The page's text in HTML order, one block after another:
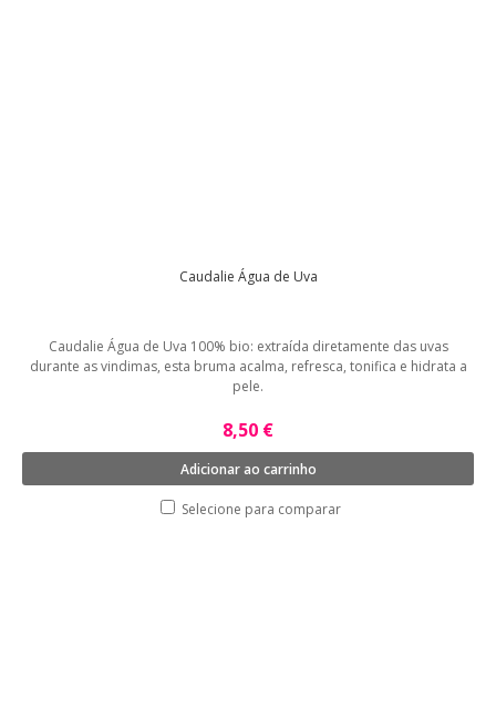
Caudalie Água de Uva
Caudalie Água de Uva 100% bio: extraída diretamente das uvas
durante as vindimas, esta bruma acalma, refresca, tonifica e hidrata a
pele.
8,50 €
Adicionar ao carrinho
Selecione para comparar